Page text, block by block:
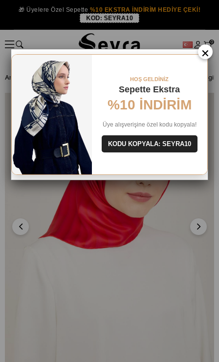
🎁 Üyelere Özel Sepette %10 EKSTRA İNDİRİM HEDİYE ÇEKİ!
KOD: SEYRA10
0
Anasayfa İPEK EŞARP Armine İpek 2024 Yaz
×
HOŞ GELDİNİZ
Sepette Ekstra
%10 İNDİRİM
Üye alışverişine özel kodu kopyala!
KODU KOPYALA: SEYRA10